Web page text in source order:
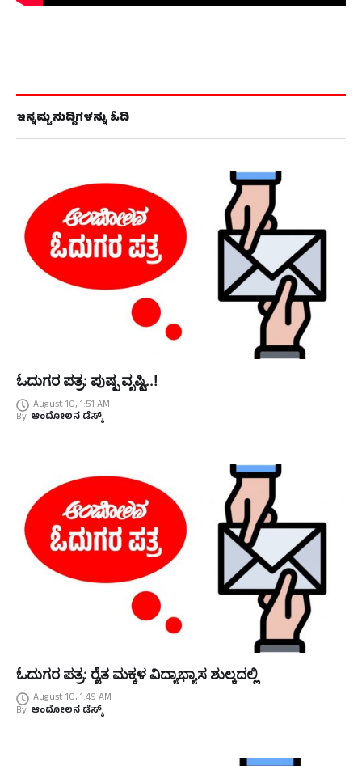
ಇನ್ನಷ್ಟು ಸುದ್ದಿಗಳನ್ನು ಓದಿ
ಓದುಗರ ಪತ್ರ: ಪುಷ್ಪ ವೃಷ್ಟಿ..!
August 10, 1:51 AM
By ಆಂದೋಲನ ಡೆಸ್ಕ್
ಓದುಗರ ಪತ್ರ: ರೈತ ಮಕ್ಕಳ ವಿದ್ಯಾಭ್ಯಾಸ ಶುಲ್ಕದಲ್ಲಿ
August 10, 1:49 AM
By ಆಂದೋಲನ ಡೆಸ್ಕ್